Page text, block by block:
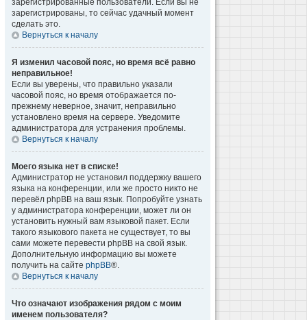
зарегистрированные пользователи. Если вы не
зарегистрированы, то сейчас удачный момент
сделать это.
Вернуться к началу
Я изменил часовой пояс, но время всё равно
неправильное!
Если вы уверены, что правильно указали
часовой пояс, но время отображается по-
прежнему неверное, значит, неправильно
установлено время на сервере. Уведомите
администратора для устранения проблемы.
Вернуться к началу
Моего языка нет в списке!
Администратор не установил поддержку вашего
языка на конференции, или же просто никто не
перевёл phpBB на ваш язык. Попробуйте узнать
у администратора конференции, может ли он
установить нужный вам языковой пакет. Если
такого языкового пакета не существует, то вы
сами можете перевести phpBB на свой язык.
Дополнительную информацию вы можете
получить на сайте phpBB®.
Вернуться к началу
Что означают изображения рядом с моим
именем пользователя?